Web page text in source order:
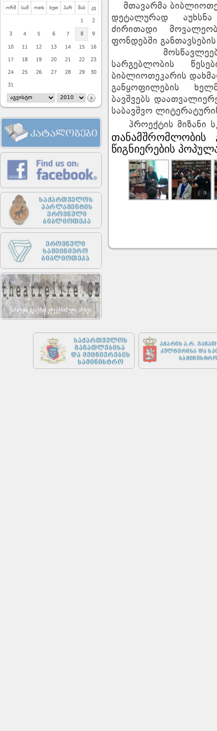
ორშ სამ ოთხ ხუთ პარ შაბ კვ
1 2
3 4 5 6 7 8 9
10 11 12 13 14 15 16
17 18 19 20 21 22 23
24 25 26 27 28 29 30
31
მთავარმა
დეტალურად აუხსნა
ძირითადი
ფონდებში
მოსწავლეები
სარგებლობის
ბიბლიოთეკარის
განყოფილების
ბავშვებს
საბავშვო
პროექტის მიზანი
თანამშრომლობის
წიგნიერების